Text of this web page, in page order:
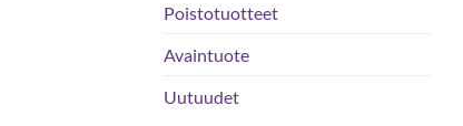
Poistotuotteet
Avaintuote
Uutuudet